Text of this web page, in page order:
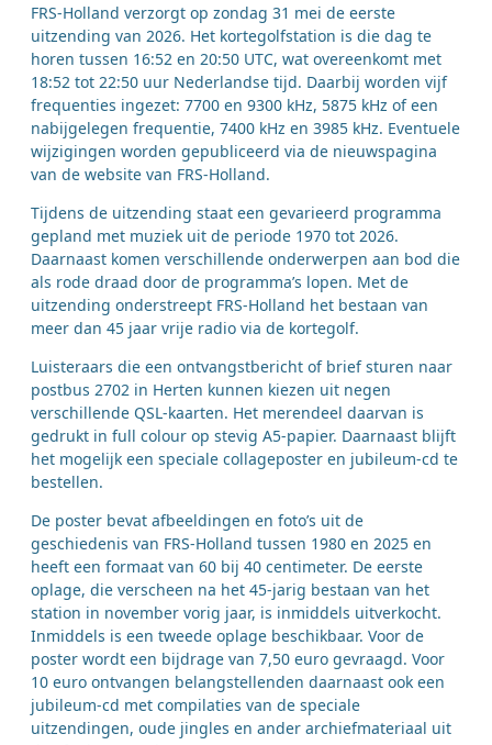
FRS-Holland verzorgt op zondag 31 mei de eerste
uitzending van 2026. Het kortegolfstation is die dag te
horen tussen 16:52 en 20:50 UTC, wat overeenkomt met
18:52 tot 22:50 uur Nederlandse tijd. Daarbij worden vijf
frequenties ingezet: 7700 en 9300 kHz, 5875 kHz of een
nabijgelegen frequentie, 7400 kHz en 3985 kHz. Eventuele
wijzigingen worden gepubliceerd via de nieuwspagina
van de website van FRS-Holland.
Tijdens de uitzending staat een gevarieerd programma
gepland met muziek uit de periode 1970 tot 2026.
Daarnaast komen verschillende onderwerpen aan bod die
als rode draad door de programma’s lopen. Met de
uitzending onderstreept FRS-Holland het bestaan van
meer dan 45 jaar vrije radio via de kortegolf.
Luisteraars die een ontvangstbericht of brief sturen naar
postbus 2702 in Herten kunnen kiezen uit negen
verschillende QSL-kaarten. Het merendeel daarvan is
gedrukt in full colour op stevig A5-papier. Daarnaast blijft
het mogelijk een speciale collageposter en jubileum-cd te
bestellen.
De poster bevat afbeeldingen en foto’s uit de
geschiedenis van FRS-Holland tussen 1980 en 2025 en
heeft een formaat van 60 bij 40 centimeter. De eerste
oplage, die verscheen na het 45-jarig bestaan van het
station in november vorig jaar, is inmiddels uitverkocht.
Inmiddels is een tweede oplage beschikbaar. Voor de
poster wordt een bijdrage van 7,50 euro gevraagd. Voor
10 euro ontvangen belangstellenden daarnaast ook een
jubileum-cd met compilaties van de speciale
uitzendingen, oude jingles en ander archiefmateriaal uit